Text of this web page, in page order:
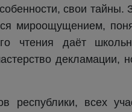
свои тайны.
мироощущением,
чтения даёт
декламации,
республики, всех